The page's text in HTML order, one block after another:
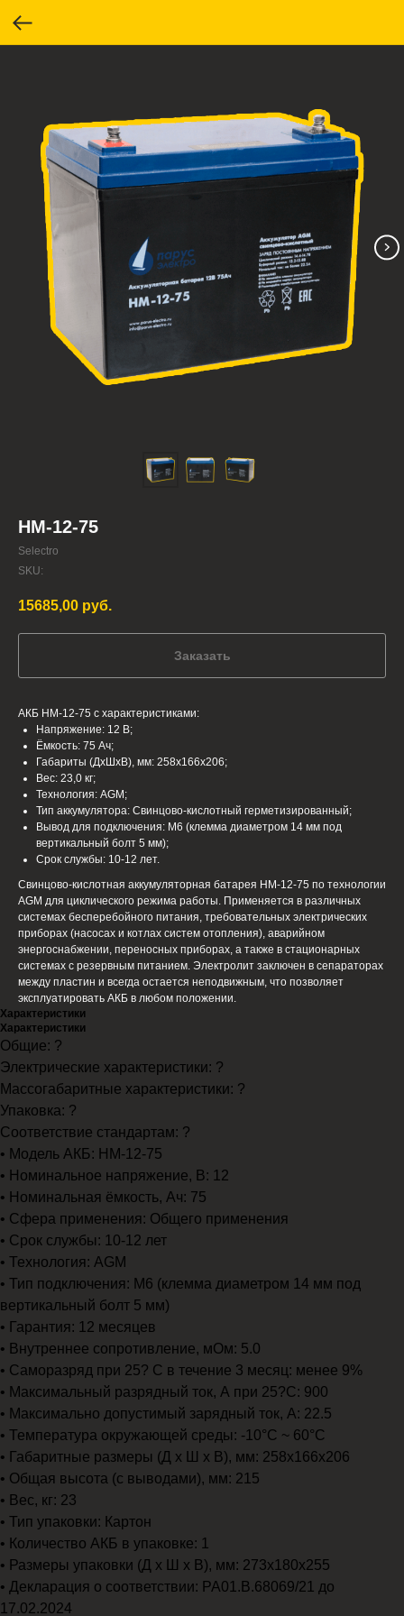
HM-12-75
Selectro
SKU:
15685,00 руб.
Заказать
АКБ HM-12-75 с характеристиками:
Напряжение: 12 В;
Ёмкость: 75 Ач;
Габариты (ДхШхВ), мм: 258x166x206;
Вес: 23,0 кг;
Технология: AGM;
Тип аккумулятора: Cвинцово-кислотный герметизированный;
Вывод для подключения: M6 (клемма диаметром 14 мм под
вертикальный болт 5 мм);
Срок службы: 10-12 лет.
Свинцово-кислотная аккумуляторная батарея HM-12-75 по технологии
AGM для циклического режима работы. Применяется в различных
системах бесперебойного питания, требовательных электрических
приборах (насосах и котлах систем отопления), аварийном
энергоснабжении, переносных приборах, а также в стационарных
системах с резервным питанием. Электролит заключен в сепараторах
между пластин и всегда остается неподвижным, что позволяет
эксплуатировать АКБ в любом положении.
Характеристики
Характеристики
Общие: ?
Электрические характеристики: ?
Массогабаритные характеристики: ?
Упаковка: ?
Соответствие стандартам: ?
• Модель АКБ: HM-12-75
• Номинальное напряжение, В: 12
• Номинальная ёмкость, Ач: 75
• Сфера применения: Общего применения
• Срок службы: 10-12 лет
• Технология: AGM
• Тип подключения: M6 (клемма диаметром 14 мм под
вертикальный болт 5 мм)
• Гарантия: 12 месяцев
• Внутреннее сопротивление, мОм: 5.0
• Саморазряд при 25? С в течение 3 месяц: менее 9%
• Максимальный разрядный ток, А при 25?С: 900
• Максимально допустимый зарядный ток, А: 22.5
• Температура окружающей среды: -10°C ~ 60°C
• Габаритные размеры (Д х Ш х В), мм: 258x166x206
• Общая высота (с выводами), мм: 215
• Вес, кг: 23
• Тип упаковки: Картон
• Количество АКБ в упаковке: 1
• Размеры упаковки (Д х Ш х В), мм: 273x180x255
• Декларация о соответствии: РА01.В.68069/21 до
17.02.2024